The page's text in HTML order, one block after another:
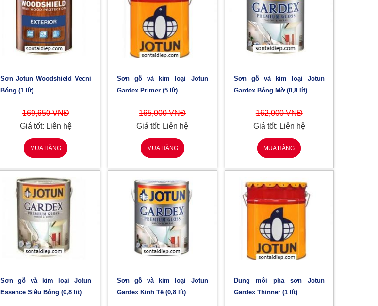
Sơn Jotun Woodshield Vecni
Bóng (1 lít)
169,650 VNĐ
Giá tốt: Liên hệ
MUA HÀNG
Sơn gỗ và kim loại Jotun
Gardex Primer (5 lít)
165,000 VNĐ
Giá tốt: Liên hệ
MUA HÀNG
Sơn gỗ và kim loại Jotun
Gardex Bóng Mờ (0,8 lít)
162,000 VNĐ
Giá tốt: Liên hệ
MUA HÀNG
Sơn gỗ và kim loại Jotun
Essence Siêu Bóng (0,8 lit)
Sơn gỗ và kim loại Jotun
Gardex Kinh Tế (0,8 lít)
Dung môi pha sơn Jotun
Gardex Thinner (1 lít)